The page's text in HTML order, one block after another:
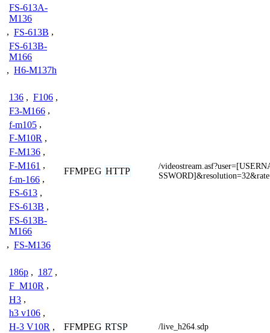
FS-613A-
M136
, FS-613B ,
FS-613B-
M166
, H6-M137h
136 , F106 ,
F3-M166 ,
f-m105 ,
F-M10R ,
F-M136 ,
F-M161 ,
f-m-166 ,
FS-613 ,
FS-613B ,
FS-613B-
M166
, FS-M136
FFMPEG HTTP
/
186p , 187 ,
F_M10R ,
H3 ,
h3 v106 ,
H-3 V10R ,
FFMPEG RTSP /live_h264.sdp